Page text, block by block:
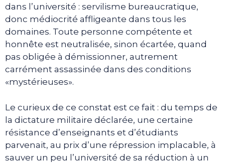
dans l’université : servilisme bureaucratique,
donc médiocrité affligeante dans tous les
domaines. Toute personne compétente et
honnête est neutralisée, sinon écartée, quand
pas obligée à démissionner, autrement
carrément assassinée dans des conditions
«mystérieuses».
Le curieux de ce constat est ce fait : du temps de
la dictature militaire déclarée, une certaine
résistance d’enseignants et d’étudiants
parvenait, au prix d’une répression implacable, à
sauver un peu l’université de sa réduction à un